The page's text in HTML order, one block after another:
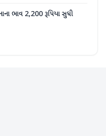
ભાવ 2,200 રૂપિયા સુધી